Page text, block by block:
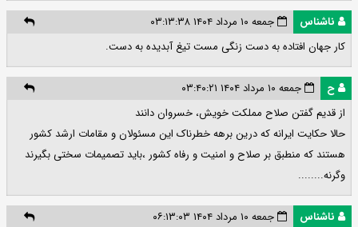
ناشناس
جمعه ۱۰ مرداد ۱۴۰۴ ۰۳:۱۳:۳۸
کار جهان افتاده به دست زنگی مست تیغ آبدیده به دست.
ح
جمعه ۱۰ مرداد ۱۴۰۴ ۰۳:۴۰:۲۱
از قدیم گفتن صلاح مملکت خویش، خسروان دانند
حالا حکایت ایرانه که درین برهه خطرناک این مسئولان و مقامات ارشد کشور
هستند که منطبق بر صلاح و امنیت و رفاه کشور ،باید تصمیمات سختی بگیرند
وگرنه........
ناشناس
جمعه ۱۰ مرداد ۱۴۰۴ ۰۶:۱۳:۰۳